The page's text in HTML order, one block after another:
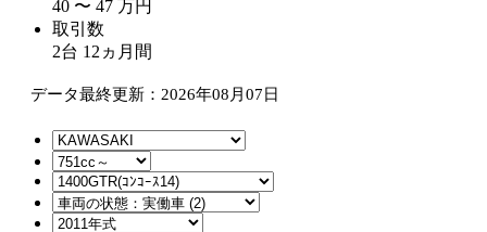
40 〜 47 万円
取引数
2台 12 ヵ月間
データ最終更新：2026年08月07日